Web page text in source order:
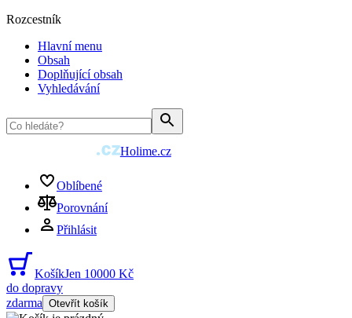
Rozcestník
Hlavní menu
Obsah
Doplňující obsah
Vyhledávání
Holime.cz
Oblíbené
Porovnání
Přihlásit
KošíkJen 10000 Kč
do dopravy
zdarma Otevřít košík